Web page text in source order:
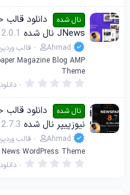
0
0
س
ت
ا
ر
ه
نال شده
دانلود
JNews نال شده
Ahmad
قالب
Magazine Blog AMP
Theme
0
0
0
س
ت
ا
ر
ه
نال شده
نیوزپیپر نال شده
Ahmad
قالب
WordPress Theme
0